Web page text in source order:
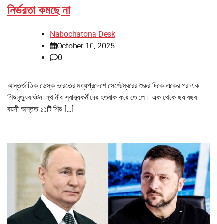
নির্ভরতা কমছে না
Nabochatona Desk
October 10, 2025
0
আন্তর্জাতিক ডেস্ক ভারতের মধ্যপ্রদেশে সেপ্টেম্বরের শুরুর দিকে একের পর এক
শিশুমৃত্যুর ঘটনা স্থানীয় স্বাস্থ্যকর্মীদের হতবাক করে তোলে। এক থেকে ছয় বছর
বয়সী অন্তত ১১টি শিশু […]